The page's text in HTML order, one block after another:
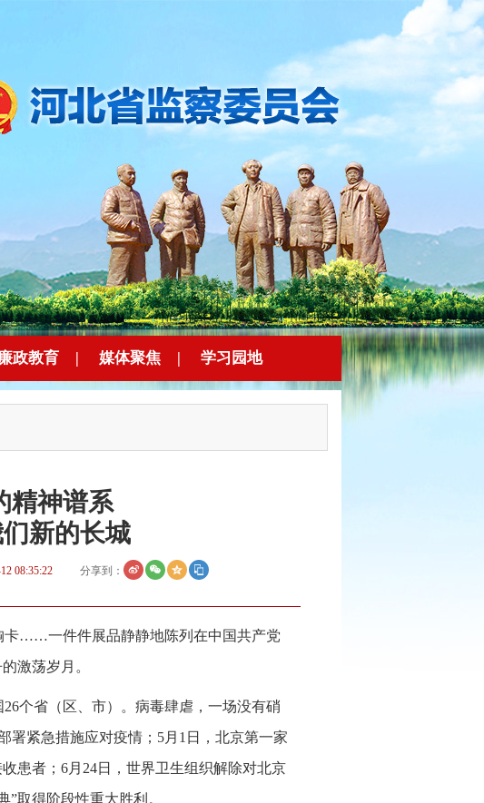
政教育 | 媒体聚焦 | 学习园地
精神谱系
新的长城
08:35:22 分享到：
卡……一件件展品静静地陈列在中国共产党
激荡岁月。
个省（区、市）。病毒肆虐，一场没有硝
署紧急措施应对疫情；5月1日，北京第一家
患者；6月24日，世界卫生组织解除对北京
取得阶段性重大胜利。